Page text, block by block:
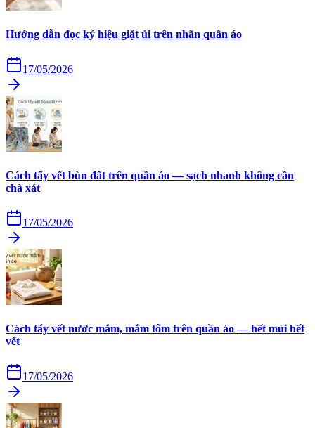
Hướng dẫn đọc ký hiệu giặt ủi trên nhãn quần áo
17/05/2026
Cách tẩy vết bùn đất trên quần áo — sạch nhanh không cần
chà xát
17/05/2026
Cách tẩy vết nước mắm, mắm tôm trên quần áo — hết mùi hết
vết
17/05/2026